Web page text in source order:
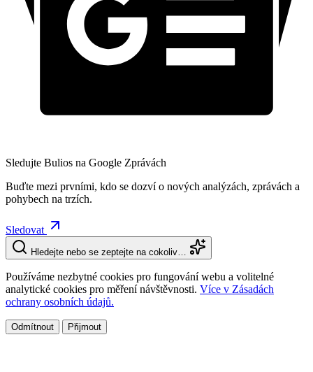
Sledujte Bulios na Google Zprávách
Buďte mezi prvními, kdo se dozví o nových analýzách, zprávách a
pohybech na trzích.
Sledovat
Hledejte nebo se zeptejte na cokoliv…
Používáme nezbytné cookies pro fungování webu a volitelné
analytické cookies pro měření návštěvnosti. Více v Zásadách
ochrany osobních údajů.
Odmítnout Přijmout